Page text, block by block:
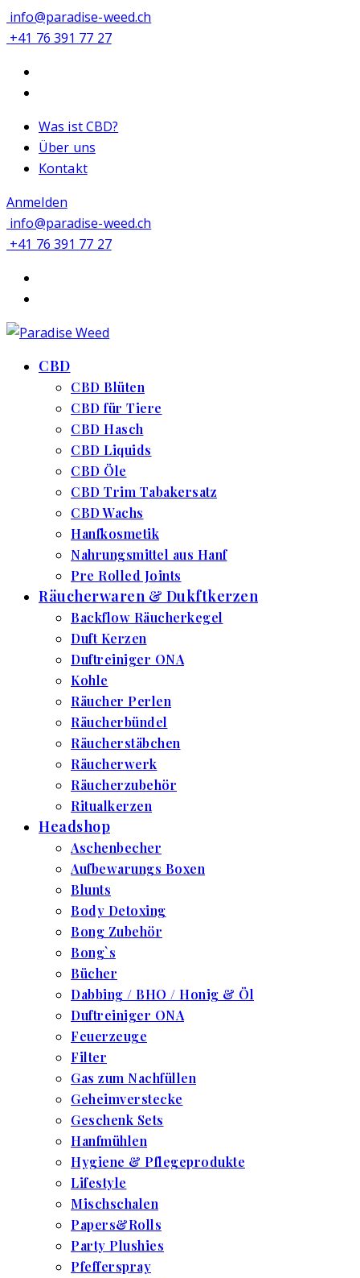
info@paradise-weed.ch
+41 76 391 77 27
Was ist CBD?
Über uns
Kontakt
Anmelden
info@paradise-weed.ch
+41 76 391 77 27
CBD
CBD Blüten
CBD für Tiere
CBD Hasch
CBD Liquids
CBD Öle
CBD Trim Tabakersatz
CBD Wachs
Hanfkosmetik
Nahrungsmittel aus Hanf
Pre Rolled Joints
Räucherwaren & Dukftkerzen
Backflow Räucherkegel
Duft Kerzen
Duftreiniger ONA
Kohle
Räucher Perlen
Räucherbündel
Räucherstäbchen
Räucherwerk
Räucherzubehör
Ritualkerzen
Headshop
Aschenbecher
Aufbewarungs Boxen
Blunts
Body Detoxing
Bong Zubehör
Bong`s
Bücher
Dabbing / BHO / Honig & Öl
Duftreiniger ONA
Feuerzeuge
Filter
Gas zum Nachfüllen
Geheimverstecke
Geschenk Sets
Hanfmühlen
Hygiene & Pflegeprodukte
Lifestyle
Mischschalen
Papers&Rolls
Party Plushies
Pfefferspray